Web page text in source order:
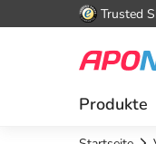
Trusted
Produkte